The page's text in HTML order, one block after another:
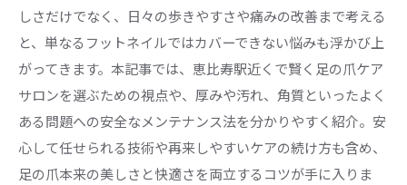
しさだけでなく、日々の歩きやすさや痛みの改善まで考える
と、単なるフットネイルではカバーできない悩みも浮かび上
がってきます。本記事では、恵比寿駅近くで賢く足の爪ケア
サロンを選ぶための視点や、厚みや汚れ、角質といったよく
ある問題への安全なメンテナンス法を分かりやすく紹介。安
心して任せられる技術や再来しやすいケアの続け方も含め、
足の爪本来の美しさと快適さを両立するコツが手に入りま